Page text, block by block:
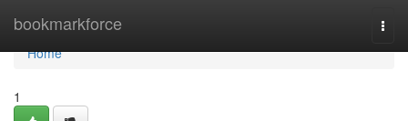
bookmarkforce
Home
Home
1